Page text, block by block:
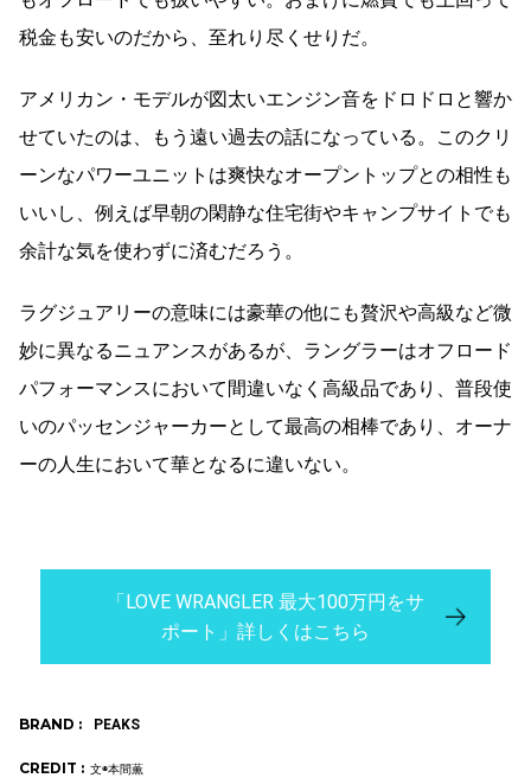
税金も安いのだから、至れり尽くせりだ。
アメリカン・モデルが図太いエンジン音をドロドロと響か
せていたのは、もう遠い過去の話になっている。このクリ
ーンなパワーユニットは爽快なオープントップとの相性も
いいし、例えば早朝の閑静な住宅街やキャンプサイトでも
余計な気を使わずに済むだろう。
ラグジュアリーの意味には豪華の他にも贅沢や高級など微
妙に異なるニュアンスがあるが、ラングラーはオフロード
パフォーマンスにおいて間違いなく高級品であり、普段使
いのパッセンジャーカーとして最高の相棒であり、オーナ
ーの人生において華となるに違いない。
「LOVE WRANGLER 最大100万円をサ
ポート」詳しくはこちら
BRAND : PEAKS
CREDIT : 文◉本間薫